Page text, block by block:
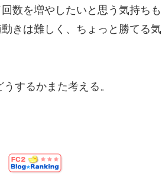
数を増やしたいと思う気持ちも
きは難しく、ちょっと勝てる気
するかまた考える。